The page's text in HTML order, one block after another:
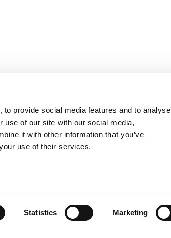
provide social media features and to analyse
use of our site with our social media,
it with other information that you’ve
use of their services.
Statistics Marketing